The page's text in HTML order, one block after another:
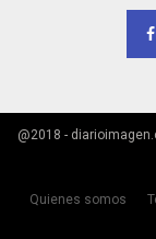
@2018 -
Quienes somos